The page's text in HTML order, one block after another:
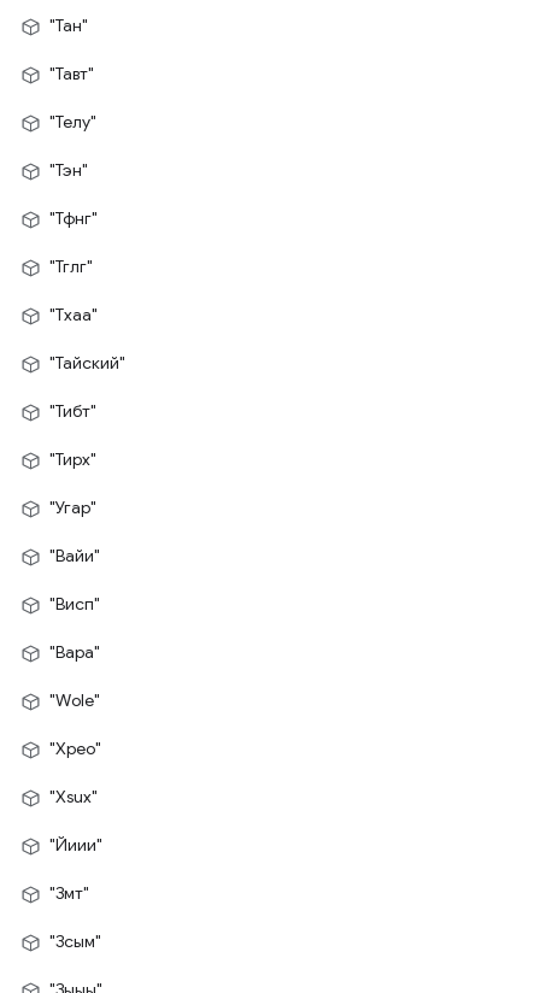
"Тан"
"Тавт"
"Телу"
"Тэн"
"Тфнг"
"Тглг"
"Тхаа"
"Тайский"
"Тибт"
"Тирх"
"Угар"
"Вайи"
"Висп"
"Вара"
"Wole"
"Xpeo"
"Xsux"
"Йиии"
"Змт"
"Зсым"